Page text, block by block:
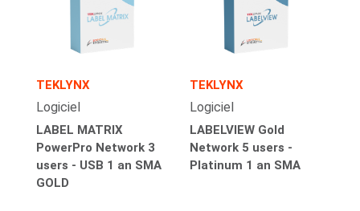
TEKLYNX
Logiciel
LABEL MATRIX
PowerPro Network 3
users - USB 1 an SMA
GOLD
TEKLYNX
Logiciel
LABELVIEW Gold
Network 5 users -
Platinum 1 an SMA